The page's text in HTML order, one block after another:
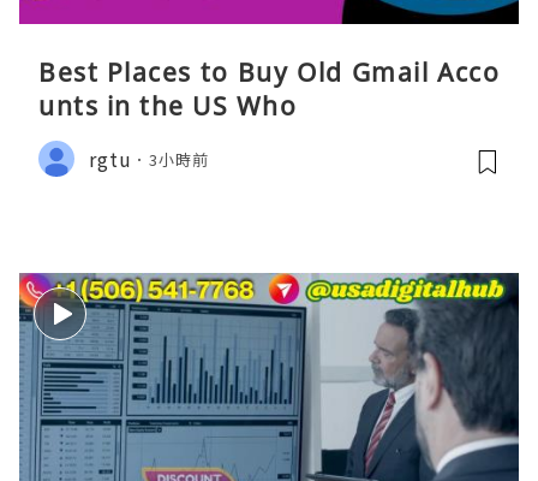
Best Places to Buy Old Gmail Acco
unts in the US Who
rgtu 3小時前